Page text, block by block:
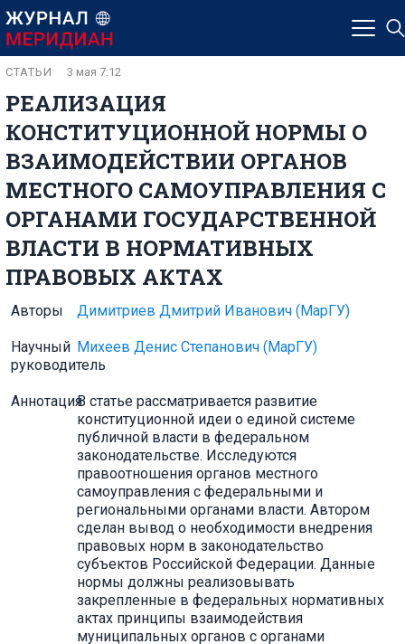
РЕАЛИЗАЦИЯ
КОНСТИТУЦИОННОЙ НОРМЫ О
ВЗАИМОДЕЙСТВИИ ОРГАНОВ
МЕСТНОГО САМОУПРАВЛЕНИЯ С
ОРГАНАМИ ГОСУДАРСТВЕННОЙ
ВЛАСТИ В НОРМАТИВНЫХ
ПРАВОВЫХ АКТАХ
СТАТЬИ 3 мая 7:12
Авторы Димитриев Дмитрий Иванович (МарГУ)
Научный
руководитель
Михеев Денис Степанович (МарГУ)
АннотацияВ статье рассматривается развитие
конституционной идеи о единой системе
публичной власти в федеральном
законодательстве. Исследуются
правоотношения органов местного
самоуправления с федеральными и
региональными органами власти. Автором
сделан вывод о необходимости внедрения
правовых норм в законодательство
субъектов Российской Федерации. Данные
нормы должны реализовывать
закрепленные в федеральных нормативных
актах принципы взаимодействия
муниципальных органов с органами